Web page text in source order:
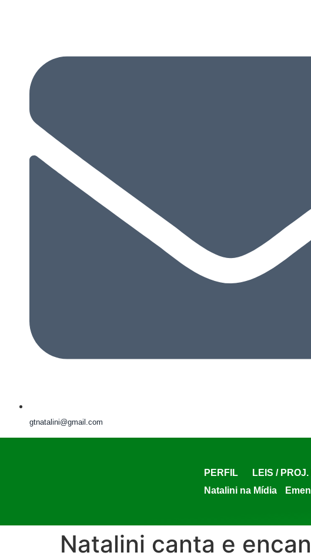
gtnatalini@gmail.com
PERFIL LEIS / PROJ.
Natalini na Mídia
Natalini canta e